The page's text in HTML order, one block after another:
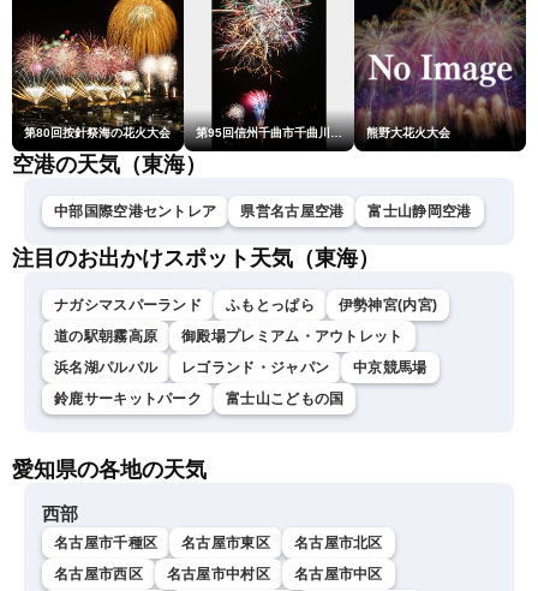
第80回按針祭海の花火大会 第95回信州千曲市千曲川納涼煙火大会 熊野大花火大会
空港の天気（東海）
中部国際空港セントレア 県営名古屋空港 富士山静岡空港
注目のお出かけスポット天気（東海）
ナガシマスパーランド ふもとっぱら
伊勢神宮(内宮)
道の駅朝霧高原
御殿場プレミアム・アウトレット
浜名湖パルパル
レゴランド・ジャパン
中京競馬場
鈴鹿サーキットパーク
富士山こどもの国
愛知県の各地の天気
西部
名古屋市千種区 名古屋市東区
名古屋市北区
名古屋市西区
名古屋市中村区 名古屋市中区